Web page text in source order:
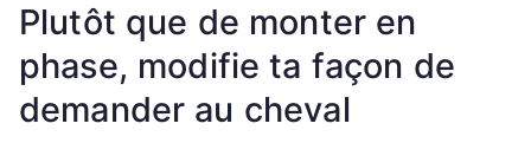
Plutôt que de monter en
phase, modifie ta façon de
demander au cheval